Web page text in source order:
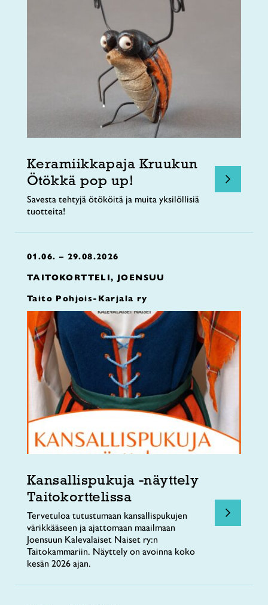
Keramiikkapaja Kruukun
Ötökkä pop up!
Savesta tehtyjä ötököitä ja muita yksilöllisiä
tuotteita!
01.06. – 29.08.2026
TAITOKORTTELI, JOENSUU
Taito Pohjois-Karjala ry
Kansallispukuja -näyttely
Taitokorttelissa
Tervetuloa tutustumaan kansallispukujen
värikkääseen ja ajattomaan maailmaan
Joensuun Kalevalaiset Naiset ry:n
Taitokammariin. Näyttely on avoinna koko
kesän 2026 ajan.